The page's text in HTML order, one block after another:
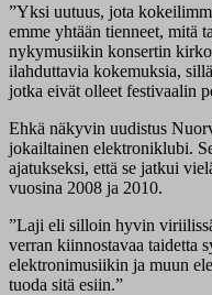
”Yksi uutuus, jota
emme yhtään tienneet, mitä
nykymusiikin konsertin
ilahduttavia kokemuksia,
jotka eivät olleet festivaalin
Ehkä näkyvin uudistus
jokailtainen elektroniklubi.
ajatukseksi, että se jatkui
vuosina 2008 ja 2010.
”Laji eli silloin hyvin
verran kiinnostavaa taidetta
elektronimusiikin ja muun
tuoda sitä esiin.”